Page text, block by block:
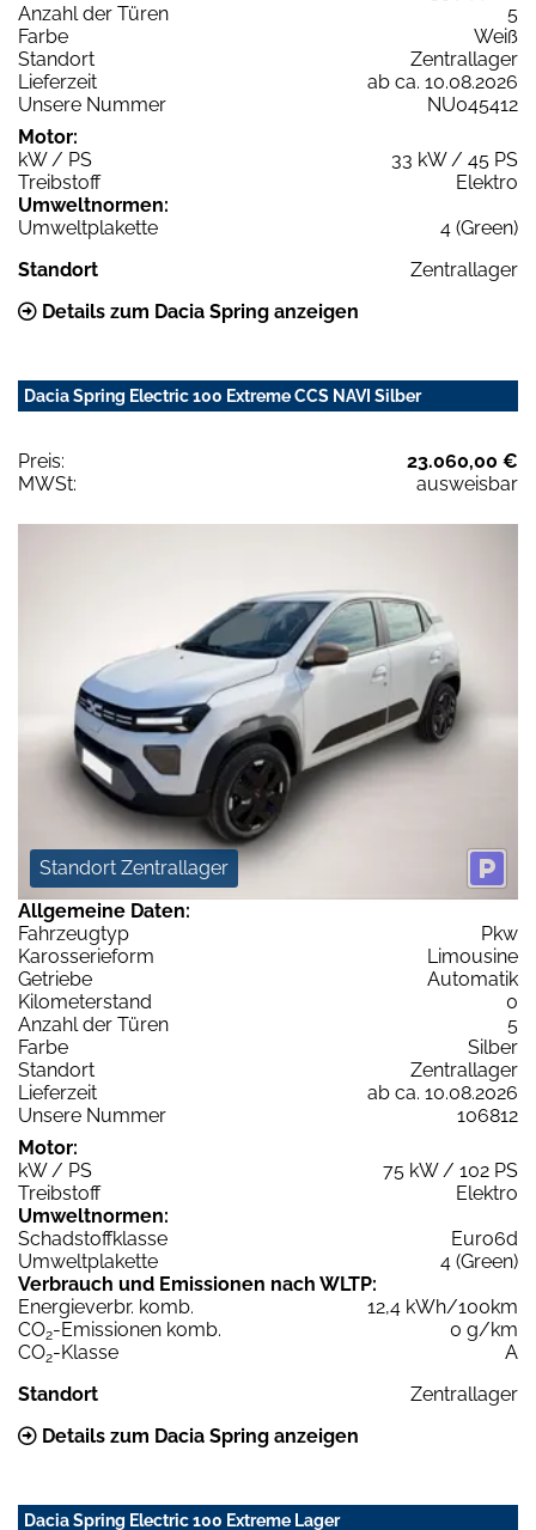
Anzahl der Türen
5
Farbe
Weiß
Standort
Zentrallager
Lieferzeit
ab ca. 10.08.2026
Unsere Nummer
NU045412
Motor:
kW / PS
33 kW / 45 PS
Treibstoff
Elektro
Umweltnormen:
Umweltplakette
4 (Green)
Standort
Zentrallager
Details zum Dacia Spring anzeigen
Dacia Spring Electric 100 Extreme CCS NAVI Silber
Preis:
23.060,00 €
MWSt:
ausweisbar
Standort Zentrallager
Allgemeine Daten:
Fahrzeugtyp
Pkw
Karosserieform
Limousine
Getriebe
Automatik
Kilometerstand
0
Anzahl der Türen
5
Farbe
Silber
Standort
Zentrallager
Lieferzeit
ab ca. 10.08.2026
Unsere Nummer
106812
Motor:
kW / PS
75 kW / 102 PS
Treibstoff
Elektro
Umweltnormen:
Schadstoffklasse
Euro6d
Umweltplakette
4 (Green)
Verbrauch und Emissionen nach WLTP:
Energieverbr. komb.
12,4 kWh/100km
CO2-Emissionen komb.
0 g/km
CO2-Klasse
A
Standort
Zentrallager
Details zum Dacia Spring anzeigen
Dacia Spring Electric 100 Extreme Lager